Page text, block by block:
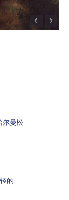
尔曼松
的